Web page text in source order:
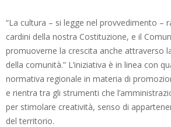
“La cultura – si legge nel provvedimento –
cardini della nostra Costituzione, e il
promuoverne la crescita anche attraverso
della comunità.” L’iniziativa è in linea con
normativa regionale in materia di
e rientra tra gli strumenti che
per stimolare creatività, senso di
del territorio.